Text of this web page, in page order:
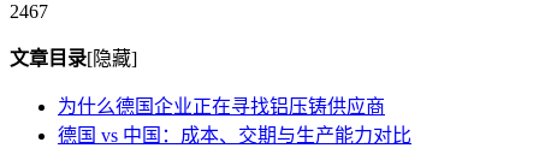
2467
文章目录[隐藏]
为什么德国企业正在寻找铝压铸供应商
德国 vs 中国：成本、交期与生产能力对比